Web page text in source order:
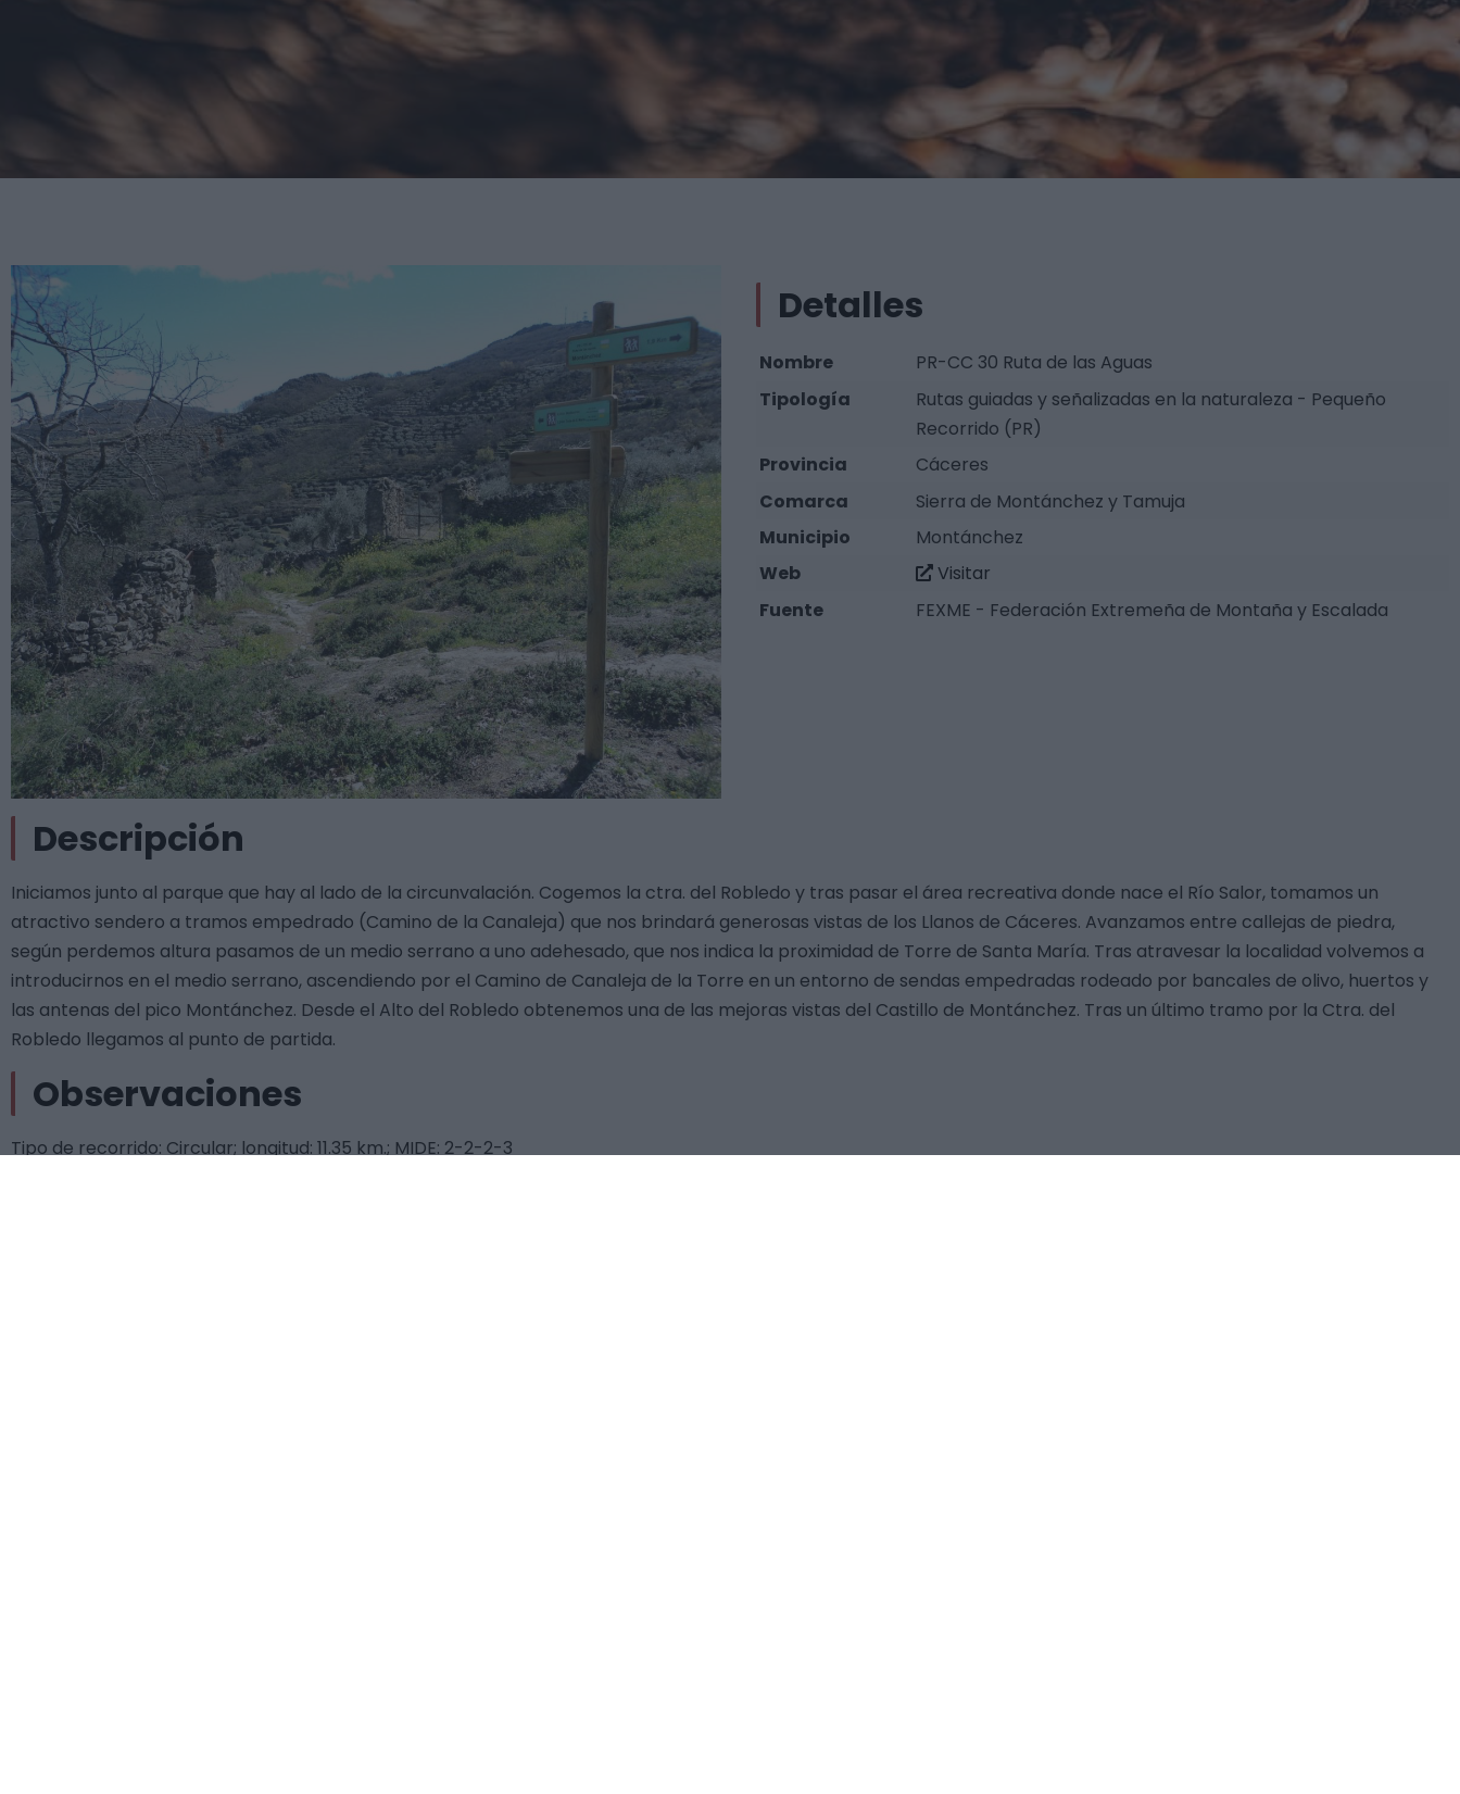
Detalles
Nombre
PR-CC 30 Ruta de las Aguas
Tipología
Rutas guiadas y señalizadas en la naturaleza - Pequeño
Recorrido (PR)
Provincia
Cáceres
Comarca
Sierra de Montánchez y Tamuja
Municipio
Montánchez
Web
Visitar
Fuente
FEXME - Federación Extremeña de Montaña y Escalada
Descripción
Iniciamos junto al parque que hay al lado de la circunvalación. Cogemos la ctra. del Robledo y tras pasar el área recreativa donde nace el Río Salor, tomamos un
atractivo sendero a tramos empedrado (Camino de la Canaleja) que nos brindará generosas vistas de los Llanos de Cáceres. Avanzamos entre callejas de piedra,
según perdemos altura pasamos de un medio serrano a uno adehesado, que nos indica la proximidad de Torre de Santa María. Tras atravesar la localidad volvemos a
introducirnos en el medio serrano, ascendiendo por el Camino de Canaleja de la Torre en un entorno de sendas empedradas rodeado por bancales de olivo, huertos y
las antenas del pico Montánchez. Desde el Alto del Robledo obtenemos una de las mejoras vistas del Castillo de Montánchez. Tras un último tramo por la Ctra. del
Robledo llegamos al punto de partida.
Observaciones
Tipo de recorrido: Circular; longitud: 11.35 km.; MIDE: 2-2-2-3